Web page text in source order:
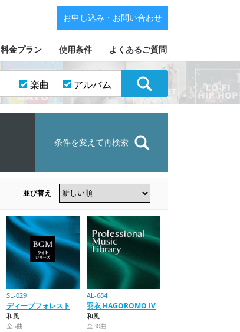
料金プラン 使用条件 よくあるご質問
お申し込み・お問い合わせ
楽曲 アルバム
条件を変えて再検索
並び替え
SL-029
ディープフォレスト
和風
全5曲
AL-684
羽衣 HAGOROMO IV
和風
全30曲